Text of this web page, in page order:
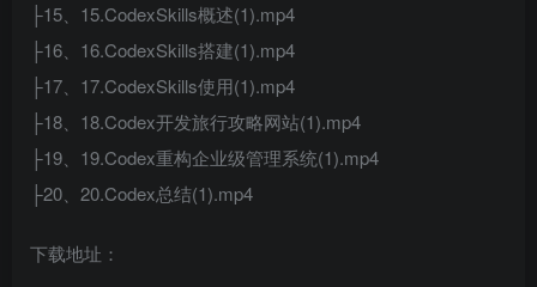
├15、15.CodexSkills概述(1).mp4
├16、16.CodexSkills搭建(1).mp4
├17、17.CodexSkills使用(1).mp4
├18、18.Codex开发旅行攻略网站(1).mp4
├19、19.Codex重构企业级管理系统(1).mp4
├20、20.Codex总结(1).mp4
下载地址：